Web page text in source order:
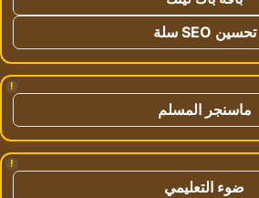
تحسين SEO سلة
!
ماسنجر المسلم
!
ضوء التعليمي